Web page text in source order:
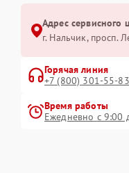
Адрес сервисного
г. Нальчик, просп.
Горячая линия
+7 (800) 301-55-83
Время работы
Ежедневно с 9:00